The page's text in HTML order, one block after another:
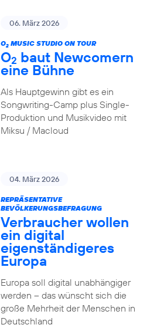
06. März 2026
O2MUSIC STUDIO ON TOUR
O2 baut Newcomern
eine Bühne
Als Hauptgewinn gibt es ein
Songwriting-Camp plus Single-
Produktion und Musikvideo mit
Miksu / Macloud
04. März 2026
REPRÄSENTATIVE
BEVÖLKERUNGSBEFRAGUNG
Verbraucher wollen
ein digital
eigenständigeres
Europa
Europa soll digital unabhängiger
werden – das wünscht sich die
große Mehrheit der Menschen in
Deutschland